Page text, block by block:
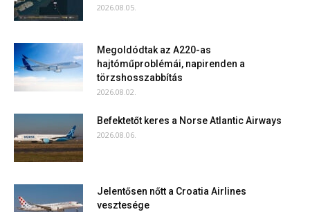
2026.08.05.
Megoldódtak az A220-as
hajtóműproblémái, napirenden a
törzshosszabbítás
2026.08.02.
Befektetőt keres a Norse Atlantic Airways
2026.08.06.
Jelentősen nőtt a Croatia Airlines
vesztesége